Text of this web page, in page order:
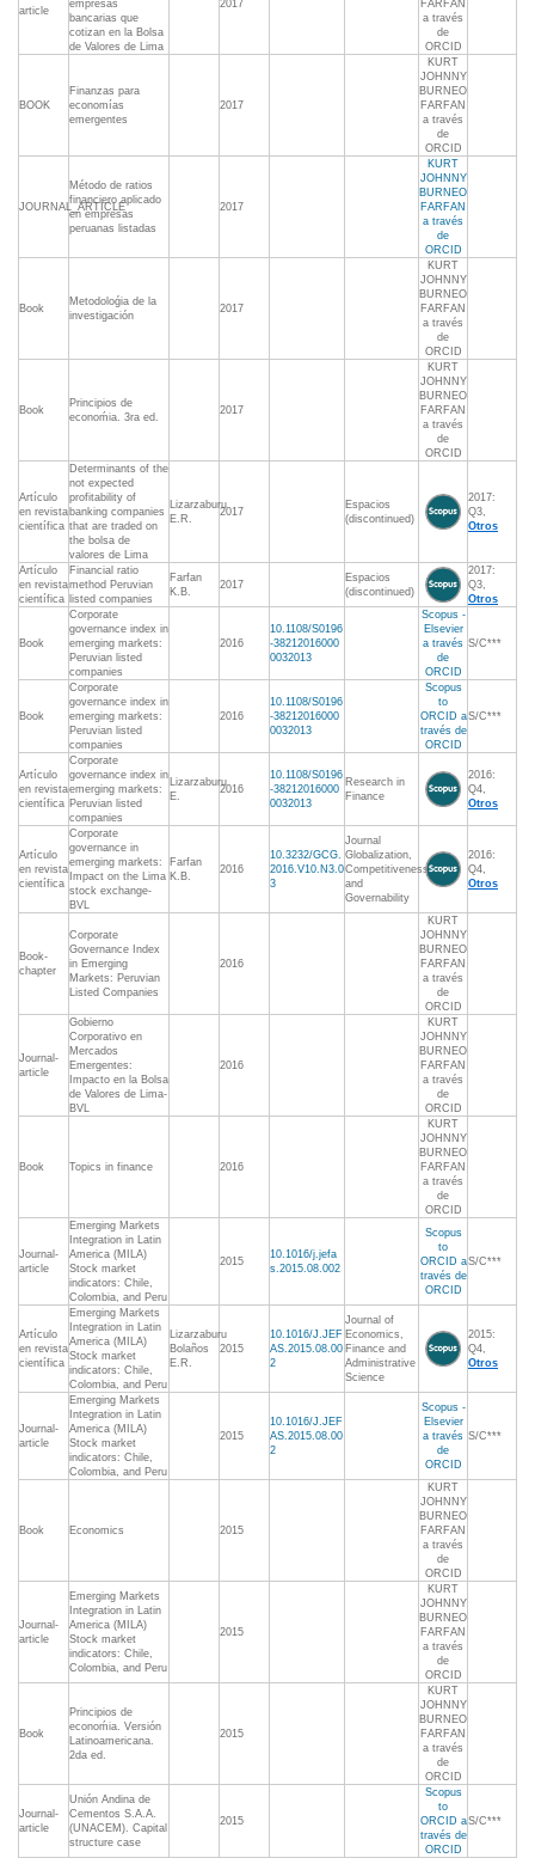
article
empresas
bancarias que
cotizan en la Bolsa
de Valores de Lima
2017
FARFAN
a través
de
ORCID
BOOK
Finanzas para
economías
emergentes
2017
KURT
JOHNNY
BURNEO
FARFAN
a través
de
ORCID
JOURNAL_ARTICLE
Método de ratios
financiero aplicado
en empresas
peruanas listadas
2017
KURT
JOHNNY
BURNEO
FARFAN
a través
de
ORCID
Book
Metodoloǵia de la
investigación
2017
KURT
JOHNNY
BURNEO
FARFAN
a través
de
ORCID
Book
Principios de
econoḿia. 3ra ed.
2017
KURT
JOHNNY
BURNEO
FARFAN
a través
de
ORCID
Artículo
en revista
científica
Determinants of the
not expected
profitability of
banking companies
that are traded on
the bolsa de
valores de Lima
Lizarzaburu
E.R.
2017
Espacios
(discontinued)
2017:
Q3,
Otros
Artículo
en revista
científica
Financial ratio
method Peruvian
listed companies
Farfan
K.B.
2017
Espacios
(discontinued)
2017:
Q3,
Otros
Book
Corporate
governance index in
emerging markets:
Peruvian listed
companies
2016
10.1108/S0196
-38212016000
0032013
Scopus -
Elsevier
a través
de
ORCID
S/C***
Book
Corporate
governance index in
emerging markets:
Peruvian listed
companies
2016
10.1108/S0196
-38212016000
0032013
Scopus
to
ORCID a
través de
ORCID
S/C***
Artículo
en revista
científica
Corporate
governance index in
emerging markets:
Peruvian listed
companies
Lizarzaburu
E.
2016
10.1108/S0196
-38212016000
0032013
Research in
Finance
2016:
Q4,
Otros
Artículo
en revista
científica
Corporate
governance in
emerging markets:
Impact on the Lima
stock exchange-
BVL
Farfan
K.B.
2016
10.3232/GCG.
2016.V10.N3.0
3
Journal
Globalization,
Competitiveness
and
Governability
2016:
Q4,
Otros
Book-
chapter
Corporate
Governance Index
in Emerging
Markets: Peruvian
Listed Companies
2016
KURT
JOHNNY
BURNEO
FARFAN
a través
de
ORCID
Journal-
article
Gobierno
Corporativo en
Mercados
Emergentes:
Impacto en la Bolsa
de Valores de Lima-
BVL
2016
KURT
JOHNNY
BURNEO
FARFAN
a través
de
ORCID
Book Topics in finance 2016
KURT
JOHNNY
BURNEO
FARFAN
a través
de
ORCID
Journal-
article
Emerging Markets
Integration in Latin
America (MILA)
Stock market
indicators: Chile,
Colombia, and Peru
2015
10.1016/j.jefa
s.2015.08.002
Scopus
to
ORCID a
través de
ORCID
S/C***
Artículo
en revista
científica
Emerging Markets
Integration in Latin
America (MILA)
Stock market
indicators: Chile,
Colombia, and Peru
Lizarzaburu
Bolaños
E.R.
2015
10.1016/J.JEF
AS.2015.08.00
2
Journal of
Economics,
Finance and
Administrative
Science
2015:
Q4,
Otros
Journal-
article
Emerging Markets
Integration in Latin
America (MILA)
Stock market
indicators: Chile,
Colombia, and Peru
2015
10.1016/J.JEF
AS.2015.08.00
2
Scopus -
Elsevier
a través
de
ORCID
S/C***
Book Economics 2015
KURT
JOHNNY
BURNEO
FARFAN
a través
de
ORCID
Journal-
article
Emerging Markets
Integration in Latin
America (MILA)
Stock market
indicators: Chile,
Colombia, and Peru
2015
KURT
JOHNNY
BURNEO
FARFAN
a través
de
ORCID
Book
Principios de
econoḿia. Versión
Latinoamericana.
2da ed.
2015
KURT
JOHNNY
BURNEO
FARFAN
a través
de
ORCID
Journal-
article
Unión Andina de
Cementos S.A.A.
(UNACEM). Capital
structure case
2015
Scopus
to
ORCID a
través de
ORCID
S/C***